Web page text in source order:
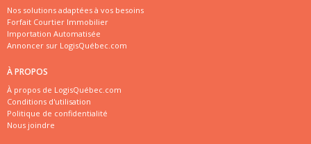
Nos solutions adaptées à vos besoins
Forfait Courtier Immobilier
Importation Automatisée
Annoncer sur LogisQuébec.com
À PROPOS
À propos de LogisQuébec.com
Conditions d'utilisation
Politique de confidentialité
Nous joindre